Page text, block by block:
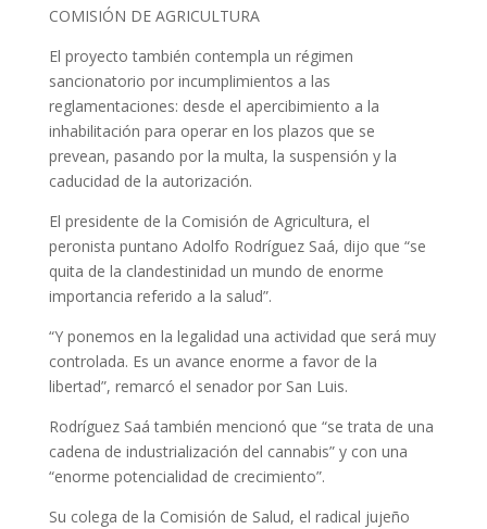
COMISIÓN DE AGRICULTURA
El proyecto también contempla un régimen
sancionatorio por incumplimientos a las
reglamentaciones: desde el apercibimiento a la
inhabilitación para operar en los plazos que se
prevean, pasando por la multa, la suspensión y la
caducidad de la autorización.
El presidente de la Comisión de Agricultura, el
peronista puntano Adolfo Rodríguez Saá, dijo que “se
quita de la clandestinidad un mundo de enorme
importancia referido a la salud”.
“Y ponemos en la legalidad una actividad que será muy
controlada. Es un avance enorme a favor de la
libertad”, remarcó el senador por San Luis.
Rodríguez Saá también mencionó que “se trata de una
cadena de industrialización del cannabis” y con una
“enorme potencialidad de crecimiento”.
Su colega de la Comisión de Salud, el radical jujeño